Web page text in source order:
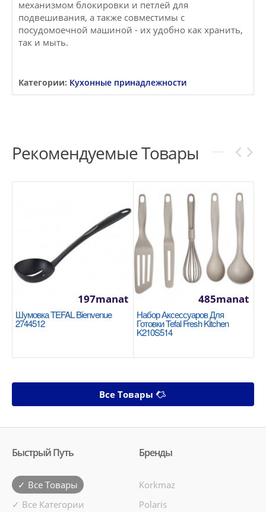
механизмом блокировки и петлей для
подвешивания, а также совместимы с
посудомоечной машиной - их удобно как хранить,
так и мыть.
Категории: Кухонные принадлежности
Рекомендуемые Товары
Шумовка TEFAL Bienvenue
2744512
197manat
Набор Аксессуаров Для
Готовки Tefal Fresh Kitchen
K210S514
485manat
Все Товары
Быстрый Путь
✓ Все Товары
✓ Все Категории
Бренды
Korkmaz
Polaris